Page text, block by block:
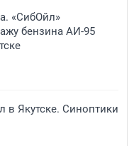
«СибОйл»
бензина АИ-95
Якутске. Синоптики